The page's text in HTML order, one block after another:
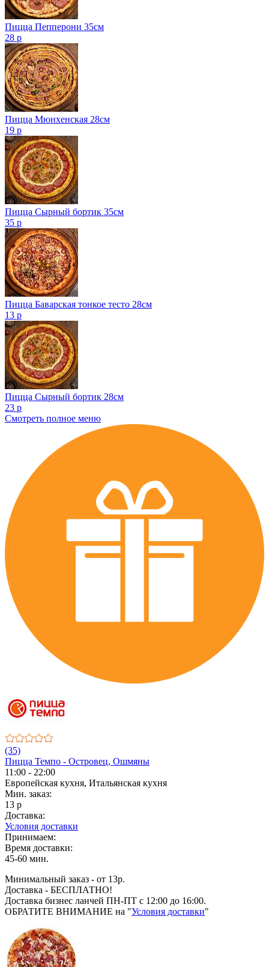
Пицца Пепперони 35см
28 р
Пицца Мюнхенская 28см
19 р
Пицца Сырный бортик 35см
35 р
Пицца Баварская тонкое тесто 28см
13 р
Пицца Сырный бортик 28см
23 р
Смотреть полное меню
(35)
Пицца Темпо - Островец, Ошмяны
11:00 - 22:00
Европейская кухня, Итальянская кухня
Мин. заказ:
13 р
Доставка:
Условия доставки
Принимаем:
Время доставки:
45-60 мин.
Минимальный заказ - от 13р.
Доставка - БЕСПЛАТНО!
Доставка бизнес ланчей ПН-ПТ с 12:00 до 16:00.
ОБРАТИТЕ ВНИМАНИЕ на "Условия доставки"